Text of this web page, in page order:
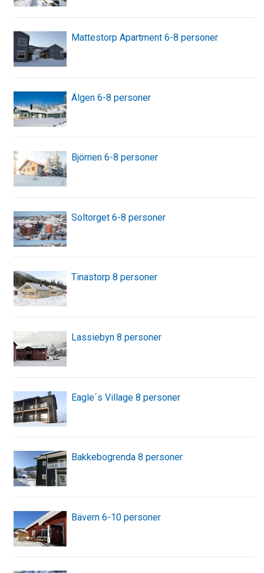
Mattestorp Apartment 6-8 personer
Älgen 6-8 personer
Björnen 6-8 personer
Soltorget 6-8 personer
Tinastorp 8 personer
Lassiebyn 8 personer
Eagle´s Village 8 personer
Bakkebogrenda 8 personer
Bävern 6-10 personer